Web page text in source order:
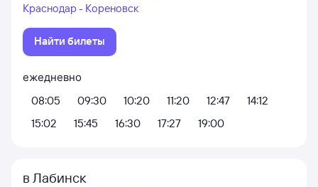
Краснодар - Кореновск
Найти билеты
ежедневно
08:05
09:30 10:20 11:20 12:47
14:12
15:02
15:45 16:30 17:27 19:00
в Лабинск